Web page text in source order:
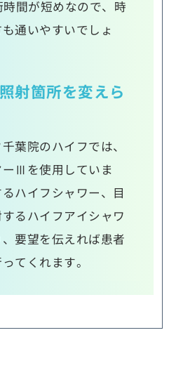
間が短めなので、時
通いやすいでしょ
射箇所を変えら
葉院のハイフでは、
ーⅢを使用していま
ハイフシャワー、目
るハイフアイシャワ
要望を伝えれば患者
てくれます。